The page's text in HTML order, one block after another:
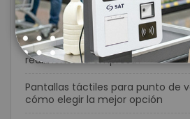
¿Lector de códigos inalámbrico
para elegir la mejor opción para
Computador móvil vs
realmente tu empresa?
Pantallas táctiles para punto de
cómo elegir la mejor opción